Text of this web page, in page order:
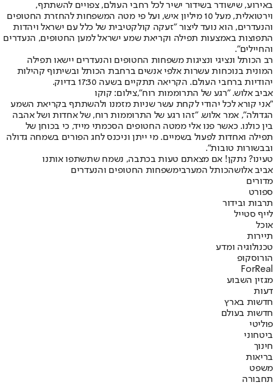
באירוע, שישודר בשידור ישיר לכל רחבי העולם, צפויים להשתתף,
וירטואלית, מעל 10 מיליון איש, ועל פי מטה המשפחות להחזרת החטופים
והנעדרים, הוא נועד ליצור "זעקה קולקטיבית של כלל עם ישראל ויהדות
התפוצות באמצעות תפילה וקריאת שמע ישראל למען החטופים, הנעדרים
והחיילים".
רב הכותל ונציגי ונציגות משפחות החטופים והנעדרים יישאו תפילה
המונית בנוכחות עשרות אלפי אנשים ברחבת הכותל ובשיתוף קהילות
יהודיות ברחבי העולם. הקריאה תתקיים בשעה 17:30 בדיוק.
אביב אלוש. "רגע של התרוממות רוח",צילום: קוקו
"אני קורא לכל יהודי לקחת עשר שניות מזמנו ולהשתתף בקריאת השמע
הגדולה", אמר אלוש. "זהו רגע של התרוממות רוח, של אחדות ושל אהבה
בין כולנו. כאשר פנו אלי ממטה החטופים הסכמתי מייד, כי בכוחן של
תפילה ואחדות לפעול בשמיים. מי ייתן וניכנס לחג הפורים בשמחה גדולה
ובבשורות טובות".
טעינו? נתקן! אם מצאתם טעות בכתבה, נשמח שתשתפו אותנו
אביב אלושהכותל המערבימשפחות החטופים והנעדרים
מדורים
ספורט
תרבות ובידור
לייף סטייל
אוכל
תיירות
טכנולוגיה ומדע
הורוסקופ
ForReal
מגזין השבוע
דעות
חדשות בארץ
חדשות בעולם
פוליטי
ביטחוני
חינוך
בריאות
משפט
תחבורה